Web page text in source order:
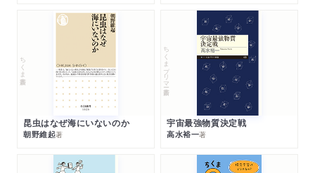
ちくま新書
昆虫はなぜ海にいないのか
朝野維起著
ちくまプリマー新書
宇宙最強物質決定戦
高水裕一著